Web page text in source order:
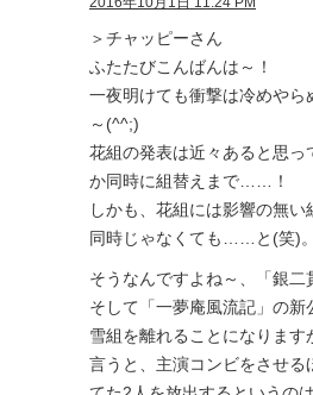
＞チャッピーさん
ふたたびこんばんは～！
一夜明けても衝撃は冷めやら
～(^^;)
花組の発表は近々あると思っ
か同時に組替えまで……！
しかも、花組には影響の無い
同時じゃなくても……と(笑)。
そうなんですよね～、「銀二
そして「一夢庵風流記」の新
雪組を離れることになります
言うと、主演コンビをさせる